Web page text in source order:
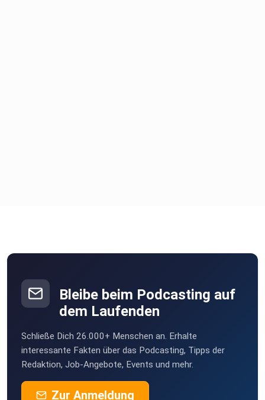
Bleibe beim Podcasting auf
dem Laufenden
Schließe Dich 26.000+ Menschen an. Erhalte
interessante Fakten über das Podcasting, Tipps der
Redaktion, Job-Angebote, Events und mehr.
Zur Anmeldung